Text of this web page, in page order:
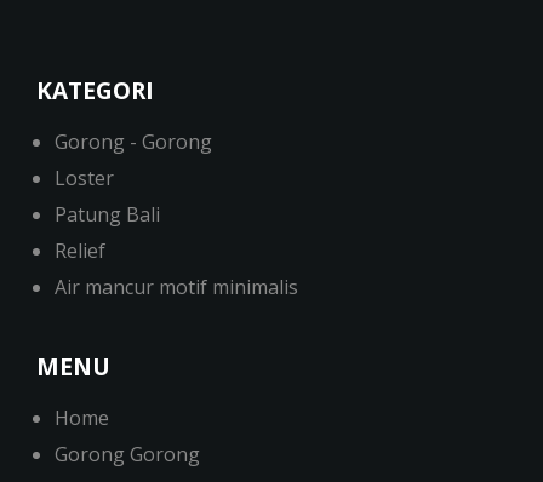
KATEGORI
Gorong - Gorong
Loster
Patung Bali
Relief
Air mancur motif minimalis
MENU
Home
Gorong Gorong